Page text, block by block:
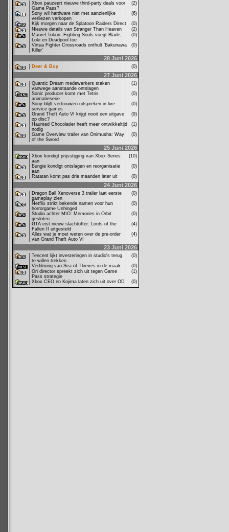
Xbox pauzeert nieuwe third-party deals voor
Game Pass?
(2)
Sony wil hardware niet met aanzienlijke
verliezen verkopen
(6)
Kijk morgen naar de Splatoon Raiders Direct
(0)
Nieuwe details van Stranger Than Heaven
(2)
Marvel Tokon: Fighting Souls voegt Blade,
Loki en Deadpool toe
(0)
Virtua Fighter Crossroads onthult ‘Bakunawa
Killer’
(0)
28 Juni 2026
Deer & Boy (0)
27 Juni 2026
Quantic Dream medewerkers staken
vanwege aanstaande ontslagen
(1)
Sonic producer komt met Tetris
animatieserie
(0)
Sony blijft vertrouwen uitspreken in live-
service games
(0)
Grand Theft Auto VI krijgt nooit een uitgave
op disc?
(9)
Haunted Chocolatier heeft meer ontwikkeltijd
nodig
(1)
Game Overview trailer van Onimusha: Way
of the Sword
(0)
25 Juni 2026
Xbox kondigt prijsstijging van Xbox Series
aan
(10)
Bungie kondigt ontslagen en reorganisatie
aan
(0)
Ratatan komt pas drie maanden later uit
(0)
24 Juni 2026
Dragon Ball Xenoverse 3 trailer laat eerste
gameplay zien
(0)
Netflix strikt bekende namen voor hun
horrorgame Unhinged
(0)
Studio achter MIO: Memories in Orbit
gesloten
(0)
GTA eist nieuw slachtoffer: Lords of the
Fallen II uitgesteld
(4)
Alles wat je moet weten over de pre-order
van Grand Theft Auto VI
(4)
23 Juni 2026
Tencent lijkt investeringen in studio's terug
te willen trekken
(0)
Verfilming van Sea of Thieves in de maak
(0)
Ori director spreekt zich uit tegen Game
Pass strategie
(1)
Xbox CEO en Kojima laten zich uit over OD
(0)